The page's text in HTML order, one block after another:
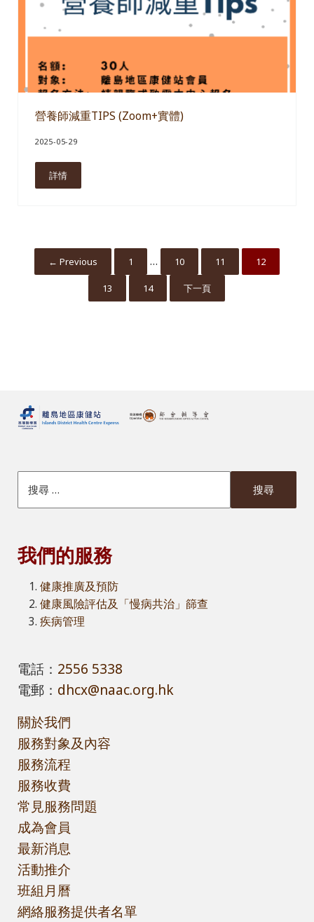
營養師減重TIPS (Zoom+實體)
2025-05-29
詳情營養師減重TIPS (Zoom+實體)
← Previous Go to page
1 Interim pages omitted
… Go to page
10 Go to page
11 Go to page
12
Go to page
13 Go to page
14 下一頁
我們的服務
健康推廣及預防
健康風險評估及「慢病共治」篩查
疾病管理
電話： 2556 5338
電郵： dhcx@naac.org.hk
關於我們
服務對象及內容
服務流程
服務收費
常見服務問題
成為會員
最新消息
活動推介
班組月曆
網絡服務提供者名單